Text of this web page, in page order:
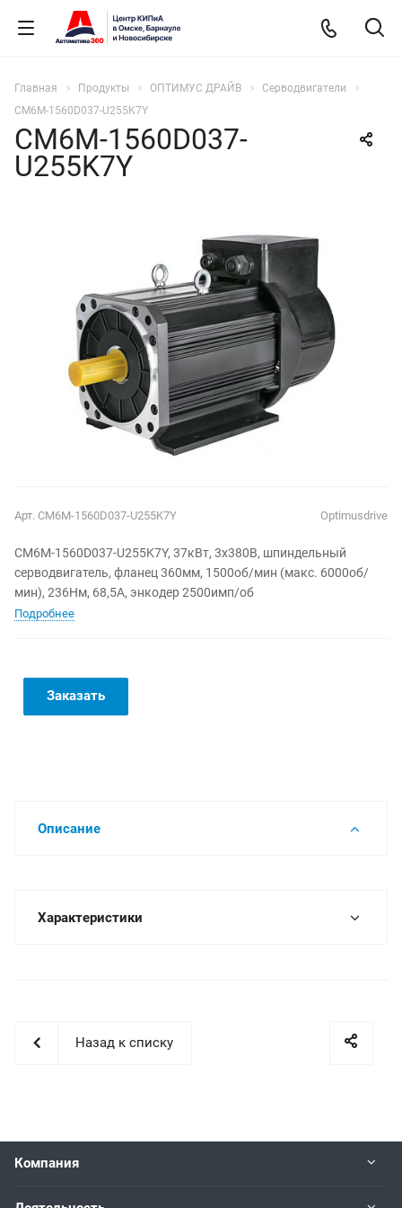
Главная Продукты ОПТИМУС ДРАЙВ
Cерводвигатели
CM6M-1560D037-U255K7Y
CM6M-1560D037-
U255K7Y
Арт. CM6M-1560D037-U255K7Y Optimusdrive
CM6M-1560D037-U255K7Y, 37кВт, 3х380В, шпиндельный
серводвигатель, фланец 360мм, 1500об/мин (макс. 6000об/
мин), 236Нм, 68,5A, энкодер 2500имп/об
Подробнее
Заказать
Описание
Характеристики
Назад к списку
Компания